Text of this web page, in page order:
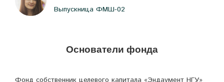
Выпускница ФМШ-02
Основатели фонда